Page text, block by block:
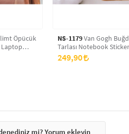
Öpücük
NS-1179Van Gogh
Tarlası Notebook
Laptop sticker,, Hp
Asus Sticker, 15.6 inç
249,90
mi? Yorum ekleyin